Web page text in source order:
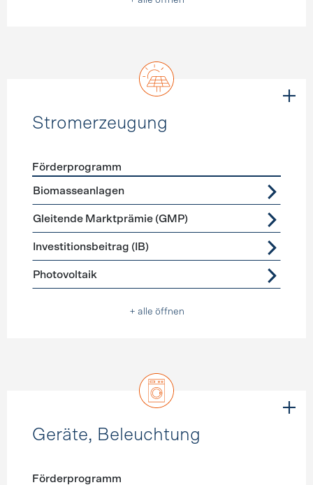
Stromerzeugung
Förderprogramme
Förderprogramm
Biomasseanlagen
Gleitende Marktprämie (GMP)
Investitionsbeitrag (IB)
Photovoltaik
+ alle öffnen
Geräte, Beleuchtung
Förderprogramm